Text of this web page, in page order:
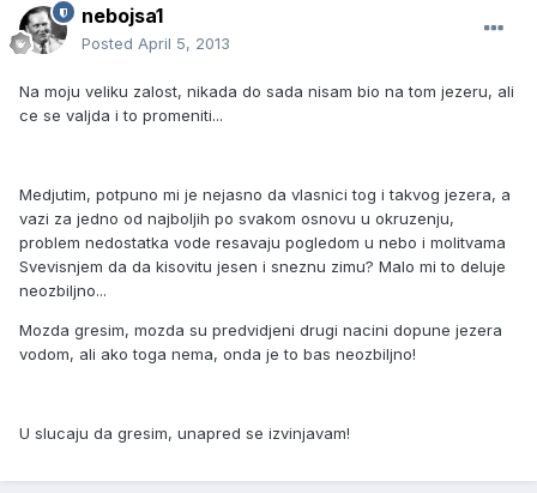
nebojsa1
Posted April 5, 2013
Na moju veliku zalost, nikada do sada nisam bio na tom jezeru, ali
ce se valjda i to promeniti...
Medjutim, potpuno mi je nejasno da vlasnici tog i takvog jezera, a
vazi za jedno od najboljih po svakom osnovu u okruzenju,
problem nedostatka vode resavaju pogledom u nebo i molitvama
Svevisnjem da da kisovitu jesen i sneznu zimu? Malo mi to deluje
neozbiljno...
Mozda gresim, mozda su predvidjeni drugi nacini dopune jezera
vodom, ali ako toga nema, onda je to bas neozbiljno!
U slucaju da gresim, unapred se izvinjavam!